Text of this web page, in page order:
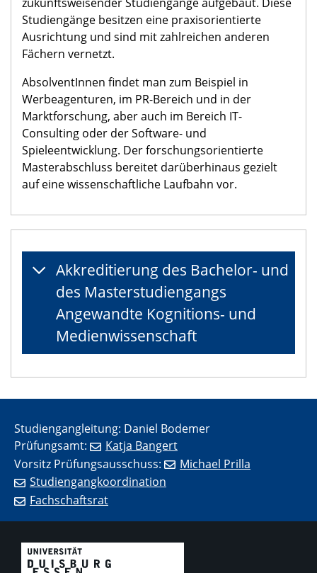
Studiengänge besitzen eine praxisorientierte
Ausrichtung und sind mit zahlreichen anderen
Fächern vernetzt.
AbsolventInnen findet man zum Beispiel in
Werbeagenturen, im PR-Bereich und in der
Marktforschung, aber auch im Bereich IT-
Consulting oder der Software- und
Spieleentwicklung. Der forschungsorientierte
Masterabschluss bereitet darüberhinaus gezielt
auf eine wissenschaftliche Laufbahn vor.
Akkreditierung des Bachelor- und
des Masterstudiengangs
Angewandte Kognitions- und
Medienwissenschaft
Studiengangleitung: Daniel Bodemer
Prüfungsamt:
Katja Bangert
Vorsitz Prüfungsausschuss:
Michael Prilla
Studiengangkoordination
Fachschaftsrat